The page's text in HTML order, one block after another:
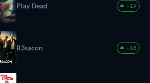
Play Dead +19
R3sacon +18